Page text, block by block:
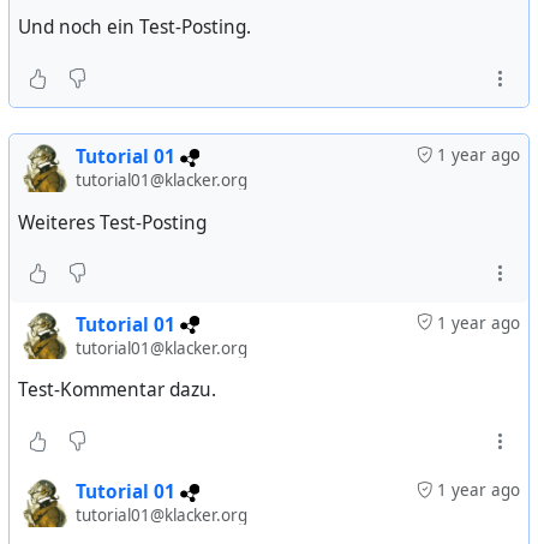
Und noch ein Test-Posting.
1 year ago
Tutorial 01
tutorial01@klacker.org
Weiteres Test-Posting
1 year ago
Tutorial 01
tutorial01@klacker.org
Test-Kommentar dazu.
1 year ago
Tutorial 01
tutorial01@klacker.org